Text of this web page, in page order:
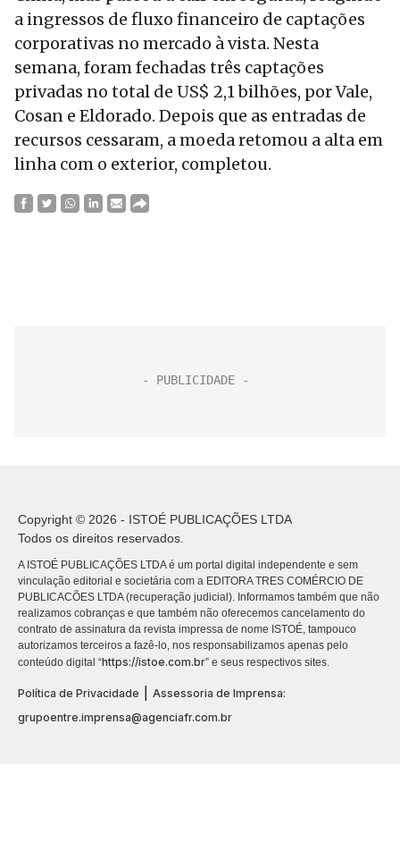
a ingressos de fluxo financeiro de captações
corporativas no mercado à vista. Nesta
semana, foram fechadas três captações
privadas no total de US$ 2,1 bilhões, por Vale,
Cosan e Eldorado. Depois que as entradas de
recursos cessaram, a moeda retomou a alta em
linha com o exterior, completou.
Copyright © 2026 - ISTOÉ PUBLICAÇÕES LTDA
Todos os direitos reservados.
A ISTOÉ PUBLICAÇÕES LTDA é um portal digital independente e sem
vinculação editorial e societária com a EDITORA TRES COMÉRCIO DE
PUBLICACÕES LTDA (recuperação judicial). Informamos também que não
realizamos cobranças e que também não oferecemos cancelamento do
contrato de assinatura da revista impressa de nome ISTOÉ, tampouco
autorizamos terceiros a fazê-lo, nos responsabilizamos apenas pelo
conteúdo digital “https://istoe.com.br” e seus respectivos sites.
Política de Privacidade
Assessoria de Imprensa:
grupoentre.imprensa@agenciafr.com.br